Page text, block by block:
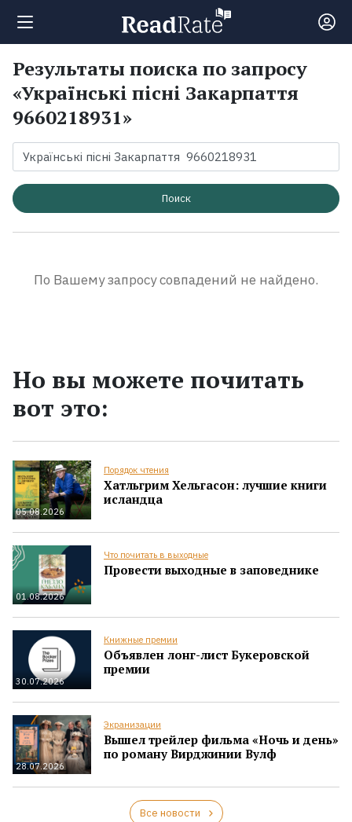
Поиск
Новости
Рейтинги
Экранизации
Результаты поиска по запросу
«Українські пісні Закарпаття
9660218931»
Поиск
По Вашему запросу совпадений не найдено.
Но вы можете почитать
вот это:
05.08.2026
Порядок чтения
Хатльгрим Хельгасон: лучшие книги
исландца
01.08.2026
Что почитать в выходные
Провести выходные в заповеднике
30.07.2026
Книжные премии
Объявлен лонг-лист Букеровской
премии
28.07.2026
Экранизации
Вышел трейлер фильма «Ночь и день»
по роману Вирджинии Вулф
Все новости